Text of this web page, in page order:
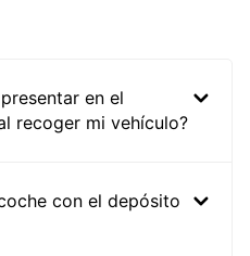
en el
recoger mi vehículo?
con el depósito